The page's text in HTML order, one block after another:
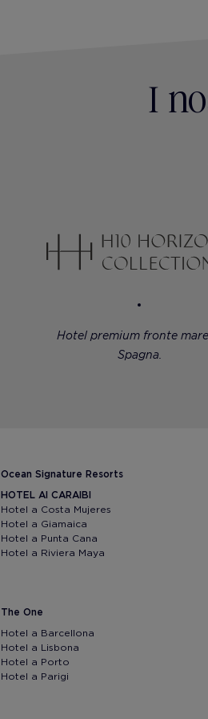
I
Hotel premium fronte
Spagna.
Ocean Signature Resorts
HOTEL AI CARAIBI
Hotel a Costa Mujeres
Hotel a Giamaica
Hotel a Punta Cana
Hotel a Riviera Maya
The One
Hotel a Barcellona
Hotel a Lisbona
Hotel a Porto
Hotel a Parigi